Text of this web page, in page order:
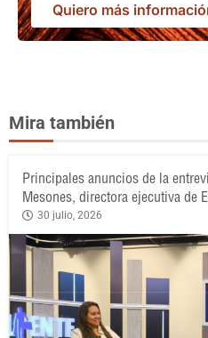
Quiero más
Mira también
Principales anuncios de la
Mesones, directora ejecutiva de
30 julio, 2026